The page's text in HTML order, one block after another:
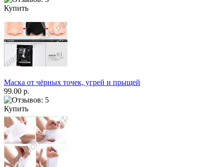
Купить
Маска от чёрных точек, угрей и прыщей
99.00 р.
Купить